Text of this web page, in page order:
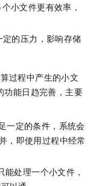
小文件更有效率，
的压力，影响存储
过程中产生的小文
功能日趋完善，主要
一定的条件，系统会
，即使用过程中经常
能处理一个小文件，